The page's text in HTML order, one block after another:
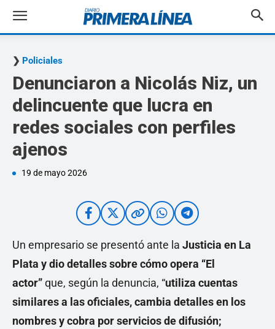
Policiales
Denunciaron a Nicolás Niz, un
delincuente que lucra en
redes sociales con perfiles
ajenos
19 de mayo 2026
Un empresario se presentó ante la Justicia en La
Plata y dio detalles sobre cómo opera “El
actor”que, según la denuncia, “utiliza cuentas
similares a las oficiales, cambia detalles en los
nombres y cobra por servicios de difusión;